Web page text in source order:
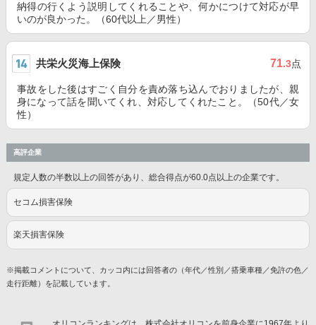
納得の行くよう説明してくれることや、何かにつけて対応が早
いのが良かった。（60代以上／男性）
共栄火災海上保険 71.3点
事故をした後はすごく自分を責め落ち込んでおりましたが、親
身になって話を聞いてくれ、対応してくれたこと。（50代／女
性）
高評企業
規定人数の半数以上の回答があり、総合得点が60.0点以上の企業です。
セコム損害保険
楽天損害保険
※掲載コメントについて、カッコ内には回答者の（年代／性別／搭乗車種／免許の色／
走行距離）を記載しています。